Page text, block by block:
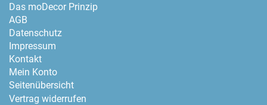
Das moDecor Prinzip
AGB
Datenschutz
Impressum
Kontakt
Mein Konto
Seitenübersicht
Vertrag widerrufen